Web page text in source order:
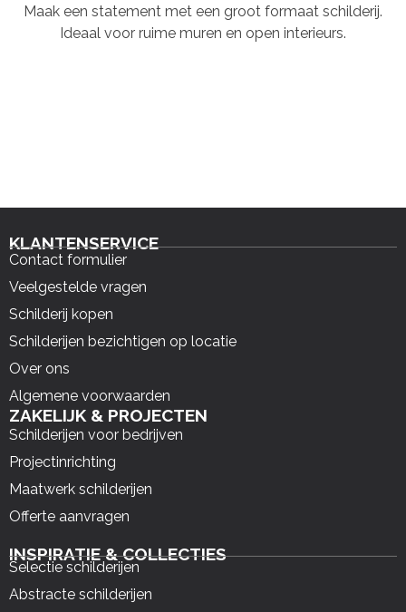
Maak een statement met een groot formaat schilderij.
Ideaal voor ruime muren en open interieurs.
KLANTENSERVICE
Contact formulier
Veelgestelde vragen
Schilderij kopen
Schilderijen bezichtigen op locatie
Over ons
Algemene voorwaarden
ZAKELIJK & PROJECTEN
Schilderijen voor bedrijven
Projectinrichting
Maatwerk schilderijen
Offerte aanvragen
INSPIRATIE & COLLECTIES
Selectie schilderijen
Abstracte schilderijen